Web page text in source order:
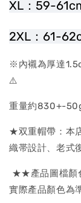
XL：59-
2XL：61-
※內襯為厚達
⚠️
重量約830+-
★双重帽帶：本
織帯設計、老式
★★產品圖檔顏
實際產品顏色為